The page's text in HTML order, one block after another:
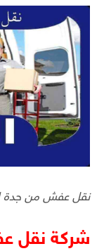
نقل عفش من جدة
شركة نقل